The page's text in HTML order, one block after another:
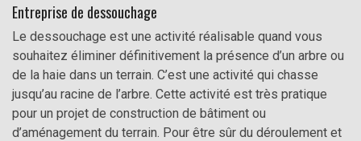
Entreprise de dessouchage
Le dessouchage est une activité réalisable quand vous
souhaitez éliminer définitivement la présence d’un arbre ou
de la haie dans un terrain. C’est une activité qui chasse
jusqu’au racine de l’arbre. Cette activité est très pratique
pour un projet de construction de bâtiment ou
d’aménagement du terrain. Pour être sûr du déroulement et